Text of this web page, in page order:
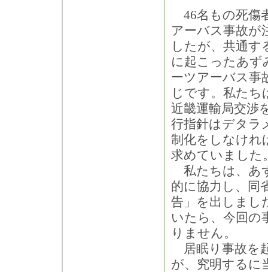
46名もの死傷
アーバス事故が
したが、共通す
に起こったあず
ーツアーバス事
じです。私たち
近畿運輸局交渉
行指針はデタラ
制化をしなけれ
求めていました
私たちは、あ
的に協力し、同
告」を出しまし
いたら、今回の
りません。
居眠り事故を
が、究明するに